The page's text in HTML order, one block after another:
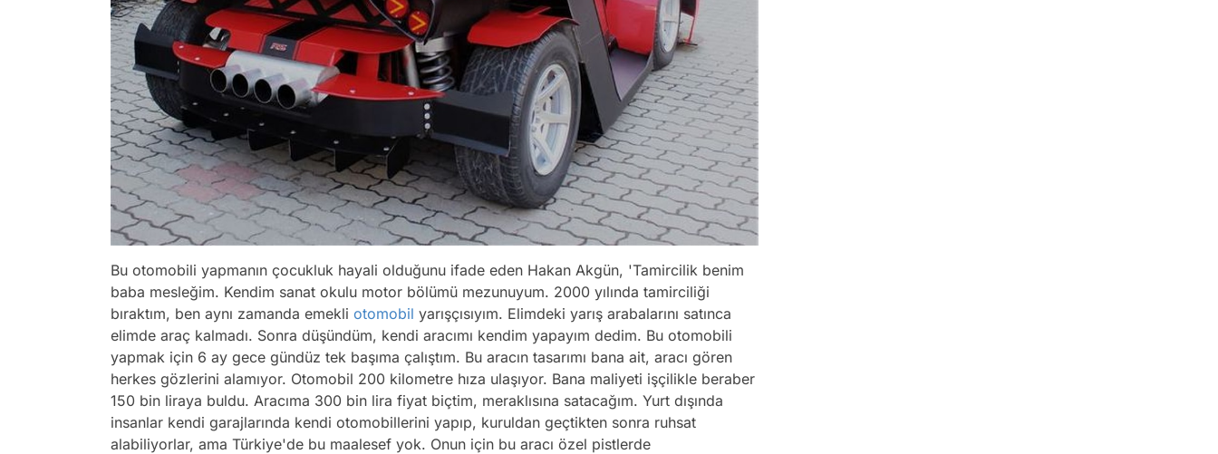
Bu otomobili yapmanın çocukluk hayali olduğunu ifade eden Hakan Akgün, 'Tamircilik benim
baba mesleğim. Kendim sanat okulu motor bölümü mezunuyum. 2000 yılında tamirciliği
bıraktım, ben aynı zamanda emekli otomobil yarışçısıyım. Elimdeki yarış arabalarını satınca
elimde araç kalmadı. Sonra düşündüm, kendi aracımı kendim yapayım dedim. Bu otomobili
yapmak için 6 ay gece gündüz tek başıma çalıştım. Bu aracın tasarımı bana ait, aracı gören
herkes gözlerini alamıyor. Otomobil 200 kilometre hıza ulaşıyor. Bana maliyeti işçilikle beraber
150 bin liraya buldu. Aracıma 300 bin lira fiyat biçtim, meraklısına satacağım. Yurt dışında
insanlar kendi garajlarında kendi otomobillerini yapıp, kuruldan geçtikten sonra ruhsat
alabiliyorlar, ama Türkiye'de bu maalesef yok. Onun için bu aracı özel pistlerde